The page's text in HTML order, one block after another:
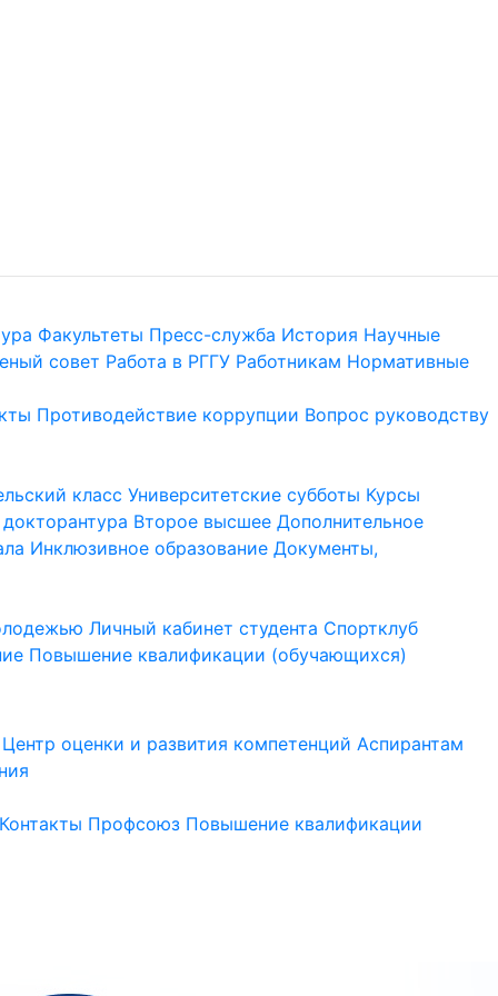
Факультеты Пресс-служба История Научные
совет Работа в РГГУ Работникам Нормативные
Противодействие коррупции Вопрос руководству
класс Университетские субботы Курсы
Второе высшее Дополнительное
Инклюзивное образование Документы,
Личный кабинет студента Спортклуб
Повышение квалификации (обучающихся)
Центр оценки и развития компетенций Аспирантам
Контакты Профсоюз Повышение квалификации